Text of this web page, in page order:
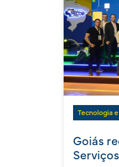
Tecnologia
Goiás